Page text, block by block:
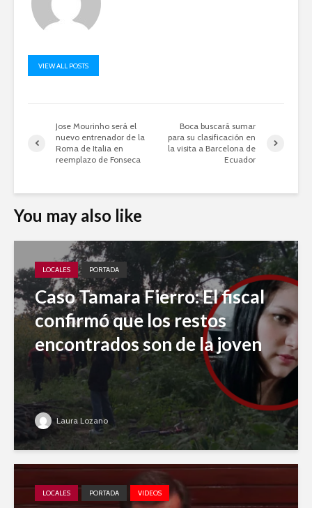
VIEW ALL POSTS
Jose Mourinho será el
nuevo entrenador de la
Roma de Italia en
reemplazo de Fonseca
Boca buscará sumar
para su clasificación en
la visita a Barcelona de
Ecuador
You may also like
LOCALES PORTADA
Caso Tamara Fierro: El fiscal
confirmó que los restos
encontrados son de la joven
Laura Lozano
LOCALES PORTADA VIDEOS